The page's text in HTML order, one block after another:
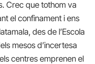
Crec que tothom va
el confinament i ens
des de l’Escola
mesos d’incertesa
centres emprenen el